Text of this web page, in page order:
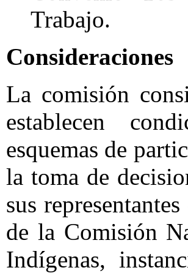
Trabajo.
Consideraciones
La comisión
establecen
esquemas de
la toma de
sus
de la Comisión
Indígenas,